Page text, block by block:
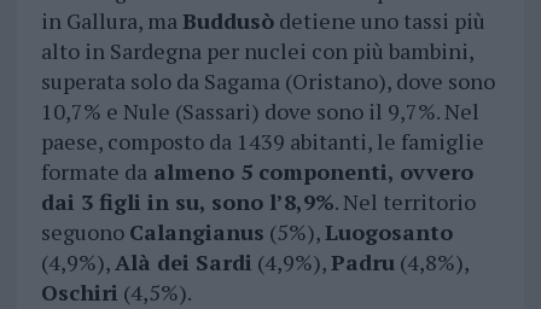
in Gallura, maBuddusòdetiene uno tassi più
alto in Sardegna per nuclei con più bambini,
superata solo da Sagama (Oristano), dove sono
10,7% e Nule (Sassari) dove sono il 9,7%. Nel
paese, composto da 1439 abitanti, le famiglie
formate daalmeno 5 componenti, ovvero
dai 3 figli in su, sono l’8,9%. Nel territorio
seguono Calangianus (5%),Luogosanto
(4,9%),Alà dei Sardi (4,9%),Padru(4,8%),
Oschiri (4,5%).